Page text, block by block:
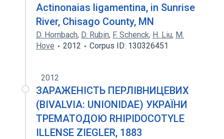
Actinonaias ligamentina, in Sunrise
River, Chisago County, MN
D. Hornbach, D. Rubin, F. Schenck, H. Liu, M.
Hove
2012 Corpus ID: 130326451
2012
ЗАРАЖЕНІСТЬ ПЕРЛІВНИЦЕВИХ
(BIVALVIA: UNIONIDAE) УКРАЇНИ
ТРЕМАТОДОЮ RHIPIDOCOTYLE
ILLENSE ZIEGLER, 1883